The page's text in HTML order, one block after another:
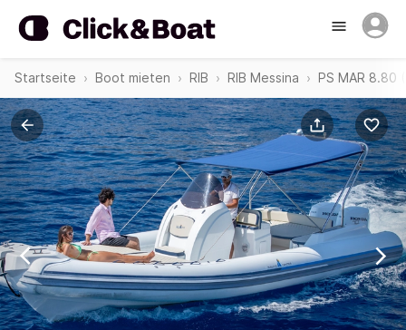
Startseite Boot mieten RIB RIB Messina PS MAR 8.80